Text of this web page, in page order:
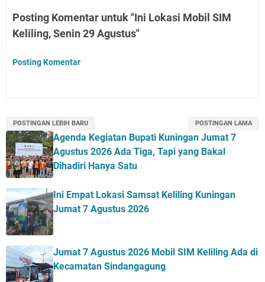
Posting Komentar untuk "Ini Lokasi Mobil SIM
Keliling, Senin 29 Agustus"
Posting Komentar
POSTINGAN LEBIH BARU POSTINGAN LAMA
Agenda Kegiatan Bupati Kuningan Jumat 7
Agustus 2026 Ada Tiga, Tapi yang Bakal
Dihadiri Hanya Satu
Ini Empat Lokasi Samsat Keliling Kuningan
Jumat 7 Agustus 2026
Jumat 7 Agustus 2026 Mobil SIM Keliling Ada di
Kecamatan Sindangagung